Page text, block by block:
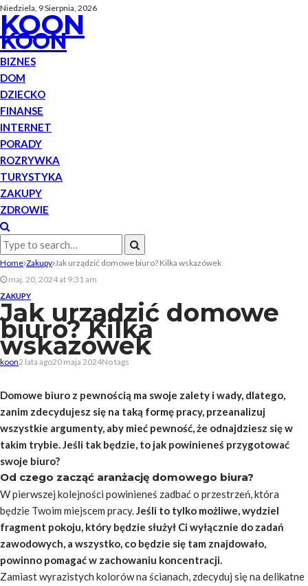
Niedziela, 9 Sierpnia, 2026
KOON
KOON
BIZNES
DOM
DZIECKO
FINANSE
INTERNET
PORADY
ROZRYWKA
TURYSTYKA
ZAKUPY
ZDROWIE
Home Zakupy Jak urządzić domowe biuro? Kilka wskazówek
maj. 20, 2024 at 9:31 am
ZAKUPY
Jak urządzić domowe
biuro? Kilka
wskazówek
koon2 lata ago20 maja 2024No tags
Domowe biuro z pewnością ma swoje zalety i wady, dlatego,
zanim zdecydujesz się na taką formę pracy, przeanalizuj
wszystkie argumenty, aby mieć pewność, że odnajdziesz się w
takim trybie. Jeśli tak będzie, to jak powinieneś przygotować
swoje biuro?
Od czego zacząć aranżację domowego biura?
W pierwszej kolejności powinieneś zadbać o przestrzeń, która
będzie Twoim miejscem pracy.Jeśli to tylko możliwe, wydziel
fragment pokoju, który będzie służył Ci wyłącznie do zadań
zawodowych, a wszystko, co będzie się tam znajdowało,
powinno pomagać w zachowaniu koncentracji.
Zamiast wyrazistych kolorów na ścianach, zdecyduj się na delikatne